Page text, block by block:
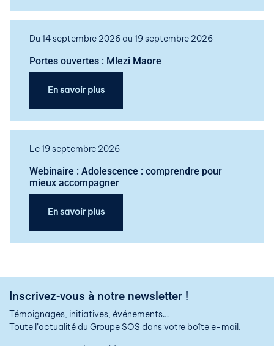
Du 14 septembre 2026 au 19 septembre 2026
Portes ouvertes : Mlezi Maore
En savoir plus
Le 19 septembre 2026
Webinaire : Adolescence : comprendre pour
mieux accompagner
En savoir plus
Inscrivez-vous à notre newsletter !
Témoignages, initiatives, événements…
Toute l’actualité du Groupe SOS dans votre boîte e-mail.